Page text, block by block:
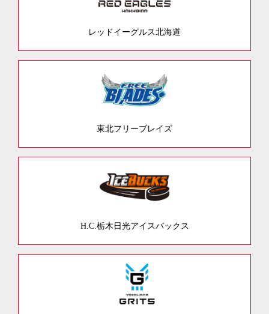
レッドイーグルス北海道
東北フリーブレイズ
H.C.栃木日光アイスバックス